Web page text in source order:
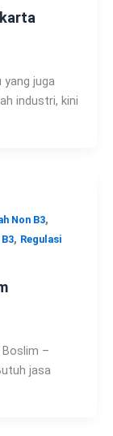
yang juga
industri, kini
Non B3,
, Regulasi
Boslim –
jasa